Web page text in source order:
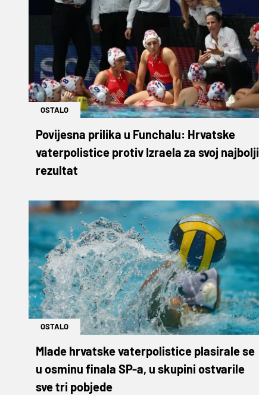
OSTALO
Povijesna prilika u Funchalu: Hrvatske
vaterpolistice protiv Izraela za svoj najbolji
rezultat
OSTALO
Mlade hrvatske vaterpolistice plasirale se
u osminu finala SP-a, u skupini ostvarile
sve tri pobjede